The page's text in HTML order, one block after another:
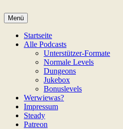
Inhalt
springen
Game Not Over
Menü
Startseite
Alle Podcasts
Unterstützer-Formate
Normale Levels
Dungeons
Jukebox
Bonuslevels
Werwiewas?
Impressum
Steady
Patreon